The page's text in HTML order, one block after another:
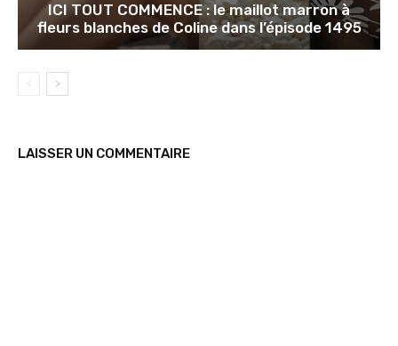
ICI TOUT COMMENCE : le maillot marron à
fleurs blanches de Coline dans l’épisode 1495
LAISSER UN COMMENTAIRE